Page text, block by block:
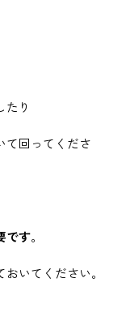
り
て回ってくださ
です。
いてください。